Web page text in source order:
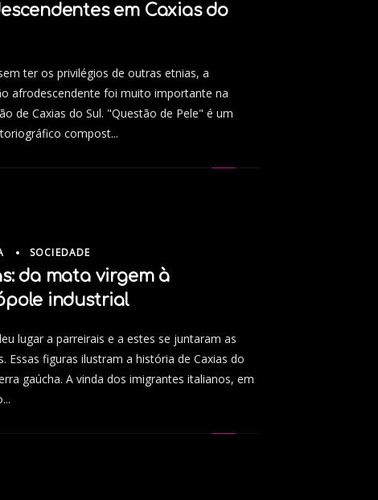
em Caxias do
ter os privilégios de outras etnias, a
afrodescendente foi muito importante na
de Caxias do Sul. "Questão de Pele" é um
compost...
SOCIEDADE
da mata virgem à
industrial
lugar a parreirais e a estes se juntaram as
Essas figuras ilustram a história de Caxias do
gaúcha. A vinda dos imigrantes italianos, em